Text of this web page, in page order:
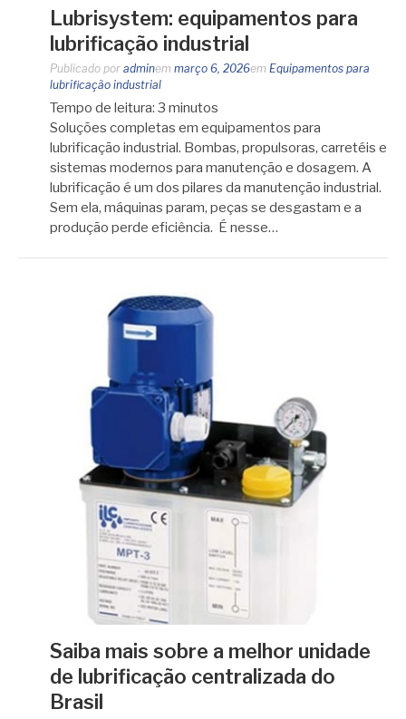
Lubrisystem: equipamentos para
lubrificação industrial
Publicado por adminem março 6, 2026em Equipamentos para
lubrificação industrial
Tempo de leitura: 3 minutos
Soluções completas em equipamentos para
lubrificação industrial. Bombas, propulsoras, carretéis e
sistemas modernos para manutenção e dosagem. A
lubrificação é um dos pilares da manutenção industrial.
Sem ela, máquinas param, peças se desgastam e a
produção perde eficiência. É nesse…
Saiba mais sobre a melhor unidade
de lubrificação centralizada do
Brasil